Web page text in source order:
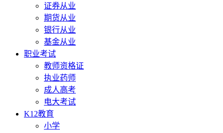
证券从业
期货从业
银行从业
基金从业
职业考试
教师资格证
执业药师
成人高考
电大考试
K12教育
小学